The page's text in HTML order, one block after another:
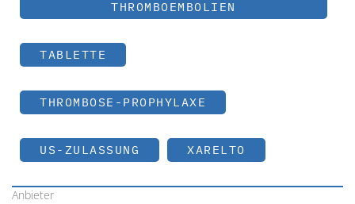
THROMBOEMBOLIEN
TABLETTE
THROMBOSE-PROPHYLAXE
US-ZULASSUNG XARELTO
Anbieter